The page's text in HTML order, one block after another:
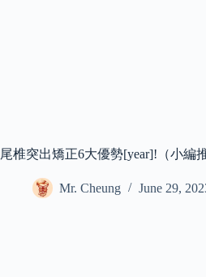
尾椎突出矯正6大優勢[year]!（小編
Mr. Cheung June 29,